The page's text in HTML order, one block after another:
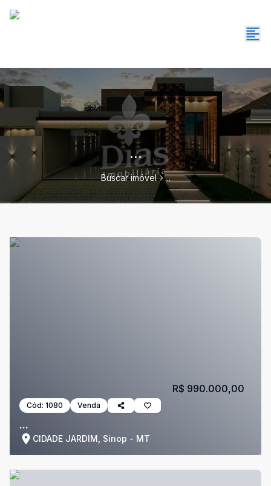
...
Buscar imóvel ...
Cód: 1080 Venda
...
CIDADE JARDIM, Sinop - MT
R$ 990.000,00